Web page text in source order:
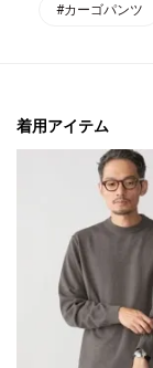
#カーゴパンツ
着用アイテム